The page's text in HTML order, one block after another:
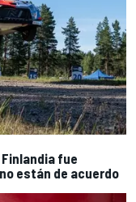
fue
están de acuerdo